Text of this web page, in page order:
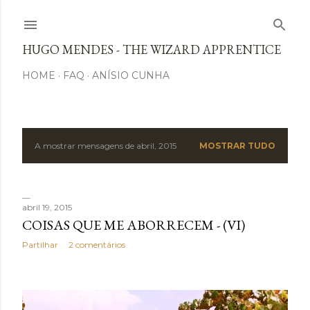
HUGO MENDES - THE WIZARD APPRENTICE
HOME FAQ ANÍSIO CUNHA
M
n
s
g
A mostrar mensagens de abril, 2015 MOSTRAR TUDO
abril 19, 2015
COISAS QUE ME ABORRECEM - (VI)
Partilhar 2 comentários